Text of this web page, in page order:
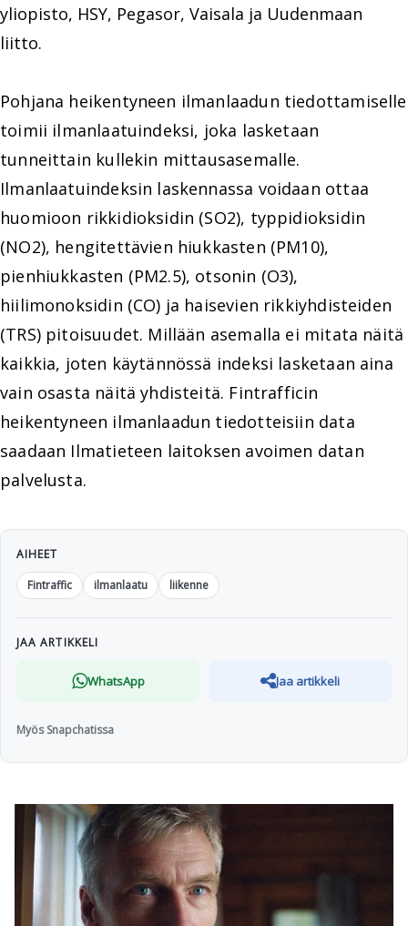
yliopisto, HSY, Pegasor, Vaisala ja Uudenmaan
liitto.
Pohjana heikentyneen ilmanlaadun tiedottamiselle
toimii ilmanlaatuindeksi, joka lasketaan
tunneittain kullekin mittausasemalle.
Ilmanlaatuindeksin laskennassa voidaan ottaa
huomioon rikkidioksidin (SO2), typpidioksidin
(NO2), hengitettävien hiukkasten (PM10),
pienhiukkasten (PM2.5), otsonin (O3),
hiilimonoksidin (CO) ja haisevien rikkiyhdisteiden
(TRS) pitoisuudet. Millään asemalla ei mitata näitä
kaikkia, joten käytännössä indeksi lasketaan aina
vain osasta näitä yhdisteitä. Fintrafficin
heikentyneen ilmanlaadun tiedotteisiin data
saadaan Ilmatieteen laitoksen avoimen datan
palvelusta.
AIHEET
Fintraffic
ilmanlaatu liikenne
JAA ARTIKKELI
WhatsApp Jaa artikkeli
Myös Snapchatissa